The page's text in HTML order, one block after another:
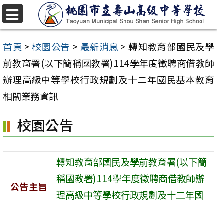
跳
至
主
要
內
容
首頁 > 校園公告 > 最新消息 > 轉知教育部國民及學
前教育署(以下簡稱國教署)114學年度徵聘商借教師
辦理高級中等學校行政規劃及十二年國民基本教育
相關業務資訊
校園公告
公告主旨
轉知教育部國民及學前教育署(以下簡
稱國教署)114學年度徵聘商借教師辦
理高級中等學校行政規劃及十二年國
選
單